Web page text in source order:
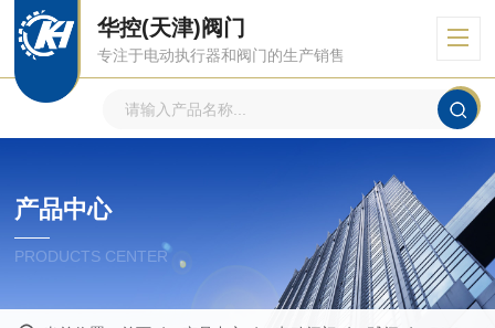
华控(天津)阀门
专注于电动执行器和阀门的生产销售
产品中心
PRODUCTS CENTER